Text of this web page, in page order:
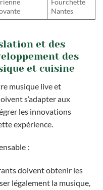
Fourchette
Nantes
et des
des
et cuisine
musique live et
s’adapter aux
les innovations
expérience.
:
doivent obtenir les
légalement la musique,